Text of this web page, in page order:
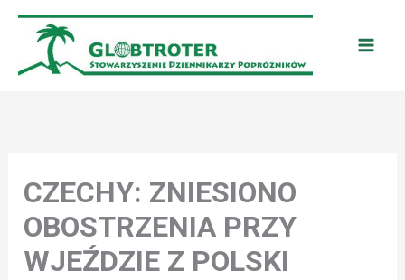
Przejdź
treści
CZECHY: ZNIESIONO
OBOSTRZENIA PRZY
WJEŹDZIE Z POLSKI